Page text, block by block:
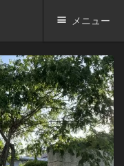
メニュー